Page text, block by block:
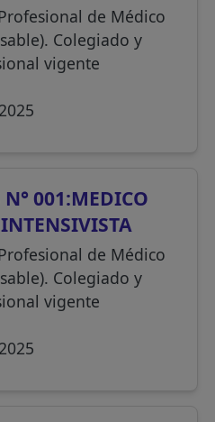
de Médico
Colegiado y
vigente
N° 001:MEDICO
de Médico
Colegiado y
vigente